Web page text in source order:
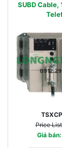
SUBD Cable,
Price
Giá